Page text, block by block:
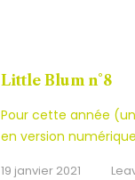
Little Blum n°8
Pour cette année
en version
19 janvier 2021